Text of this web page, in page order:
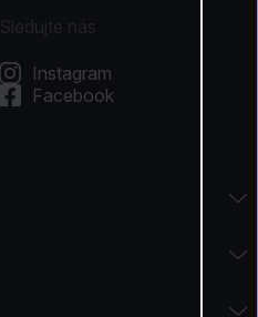
Sledujte nás
Instagram
Facebook